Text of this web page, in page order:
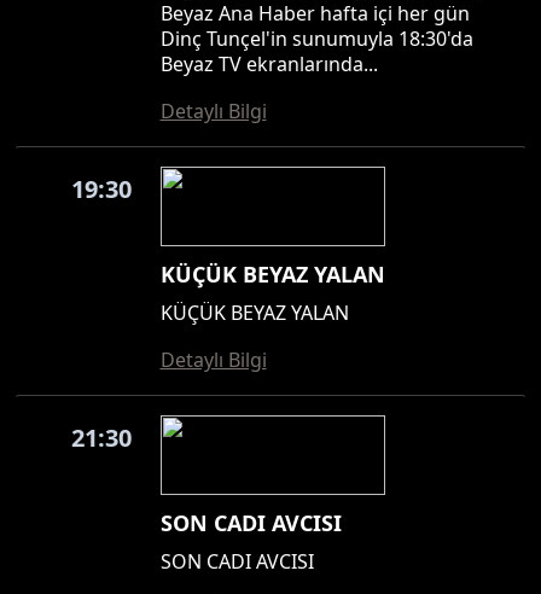
Beyaz Ana Haber hafta içi her gün
Dinç Tunçel'in sunumuyla 18:30'da
Beyaz TV ekranlarında...
Detaylı Bilgi
19:30
KÜÇÜK BEYAZ YALAN
KÜÇÜK BEYAZ YALAN
Detaylı Bilgi
21:30
SON CADI AVCISI
SON CADI AVCISI